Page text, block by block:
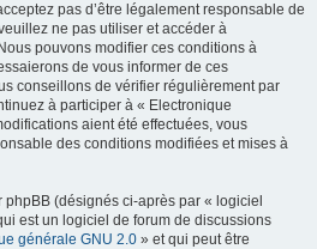
pas d’être légalement responsable de
ne pas utiliser et accéder à
pouvons modifier ces conditions à
de vous informer de ces
conseillons de vérifier régulièrement par
à participer à « Electronique
aient été effectuées, vous
des conditions modifiées et mises à
(désignés ci-après par « logiciel
est un logiciel de forum de discussions
générale GNU 2.0 » et qui peut être